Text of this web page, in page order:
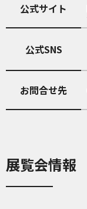
公式サイト
公式SNS
お問合せ先
展覧会情報